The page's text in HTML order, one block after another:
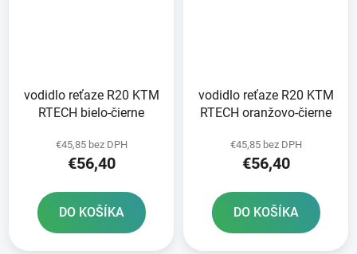
vodidlo reťaze R20 KTM
RTECH bielo-čierne
€45,85 bez DPH
€56,40
DO KOŠÍKA
vodidlo reťaze R20 KTM
RTECH oranžovo-čierne
€45,85 bez DPH
€56,40
DO KOŠÍKA